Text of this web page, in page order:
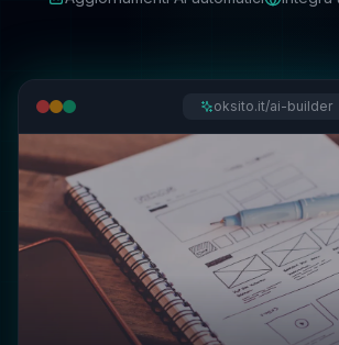
oksito.it/ai-builder